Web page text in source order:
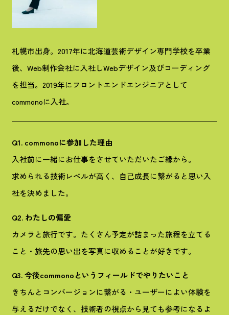
辻 竜二
編）
#デザインTips
札幌市出身。2017年に北海道芸術デザイン専門学校を卒業
後、Web制作会社に入社しWebデザイン及びコーディング
を担当。2019年にフロントエンドエンジニアとして
commonoに入社。
Q1. commonoに参加した理由
入社前に一緒にお仕事をさせていただいたご縁から。
求められる技術レベルが高く、自己成長に繋がると思い入
社を決めました。
Q2. わたしの偏愛
カメラと旅行です。たくさん予定が詰まった旅程を立てる
こと・旅先の思い出を写真に収めることが好きです。
Q3. 今後commonoというフィールドでやりたいこと
きちんとコンバージョンに繋がる・ユーザーによい体験を
与えるだけでなく、技術者の視点から見ても参考になるよ